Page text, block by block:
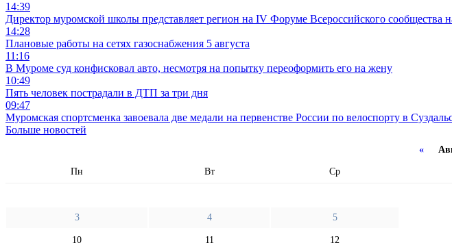
14:39
Директор муромской школы представляет регион на IV Форуме Всероссийского сообщества
14:28
Плановые работы на сетях газоснабжения 5 августа
11:16
В Муроме суд конфисковал авто, несмотря на попытку переоформить его на жену
10:49
Пять человек пострадали в ДТП за три дня
09:47
Муромская спортсменка завоевала две медали на первенстве России по велоспорту в
Больше новостей
«
Пн Вт Ср
3 4 5
10 11 12